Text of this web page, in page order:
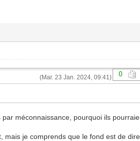
0
(Mar. 23 Jan. 2024, 09:41)
méconnaissance, pourquoi ils
mais je comprends que le fond est de